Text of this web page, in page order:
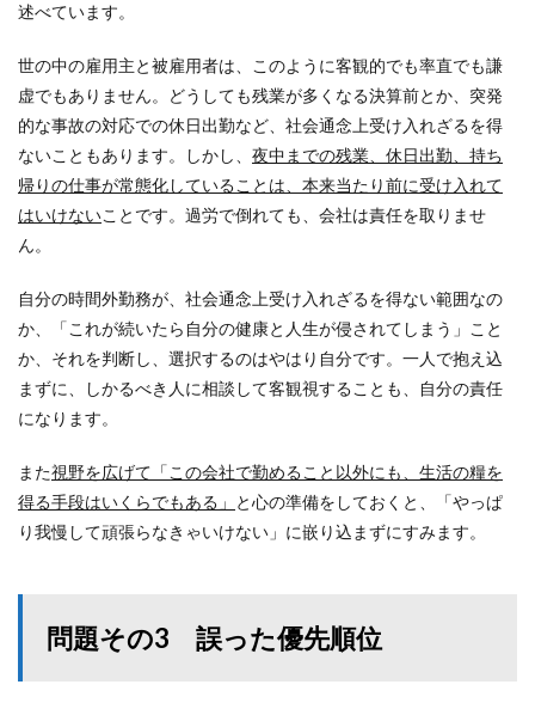
述べています。
世の中の雇用主と被雇用者は、このように客観的でも率直でも謙
虚でもありません。どうしても残業が多くなる決算前とか、突発
的な事故の対応での休日出勤など、社会通念上受け入れざるを得
ないこともあります。しかし、 夜中までの残業、休日出勤、持ち
帰りの仕事が常態化していることは、本来当たり前に受け入れて
はいけないことです。過労で倒れても、会社は責任を取りませ
ん。
自分の時間外勤務が、社会通念上受け入れざるを得ない範囲なの
か、「これが続いたら自分の健康と人生が侵されてしまう」こと
か、それを判断し、選択するのはやはり自分です。一人で抱え込
まずに、しかるべき人に相談して客観視することも、自分の責任
になります。
また視野を広げて「この会社で勤めること以外にも、生活の糧を
得る手段はいくらでもある」 と心の準備をしておくと、「やっぱ
り我慢して頑張らなきゃいけない」に嵌り込まずにすみます。
問題その3 誤った優先順位